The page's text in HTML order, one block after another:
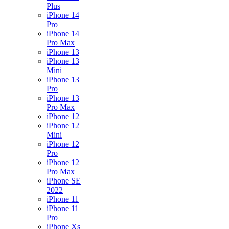
Plus
iPhone 14
Pro
iPhone 14
Pro Max
iPhone 13
iPhone 13
Mini
iPhone 13
Pro
iPhone 13
Pro Max
iPhone 12
iPhone 12
Mini
iPhone 12
Pro
iPhone 12
Pro Max
iPhone SE
2022
iPhone 11
iPhone 11
Pro
iPhone Xs